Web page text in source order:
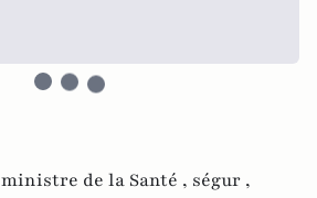
ministre de la Santé , ségur ,